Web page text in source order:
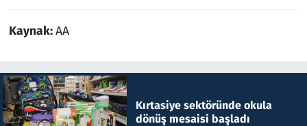
Kaynak:AA
Kırtasiye sektöründe okula
dönüş mesaisi başladı